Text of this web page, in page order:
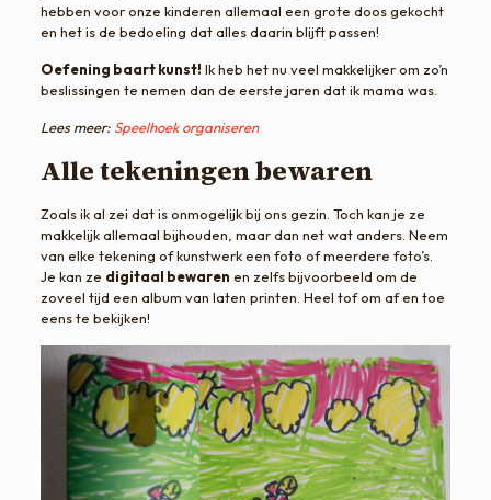
hebben voor onze kinderen allemaal een grote doos gekocht
en het is de bedoeling dat alles daarin blijft passen!
Oefening baart kunst! Ik heb het nu veel makkelijker om zo’n
beslissingen te nemen dan de eerste jaren dat ik mama was.
Lees meer: Speelhoek organiseren
Alle tekeningen bewaren
Zoals ik al zei dat is onmogelijk bij ons gezin. Toch kan je ze
makkelijk allemaal bijhouden, maar dan net wat anders. Neem
van elke tekening of kunstwerk een foto of meerdere foto’s.
Je kan ze digitaal bewaren en zelfs bijvoorbeeld om de
zoveel tijd een album van laten printen. Heel tof om af en toe
eens te bekijken!